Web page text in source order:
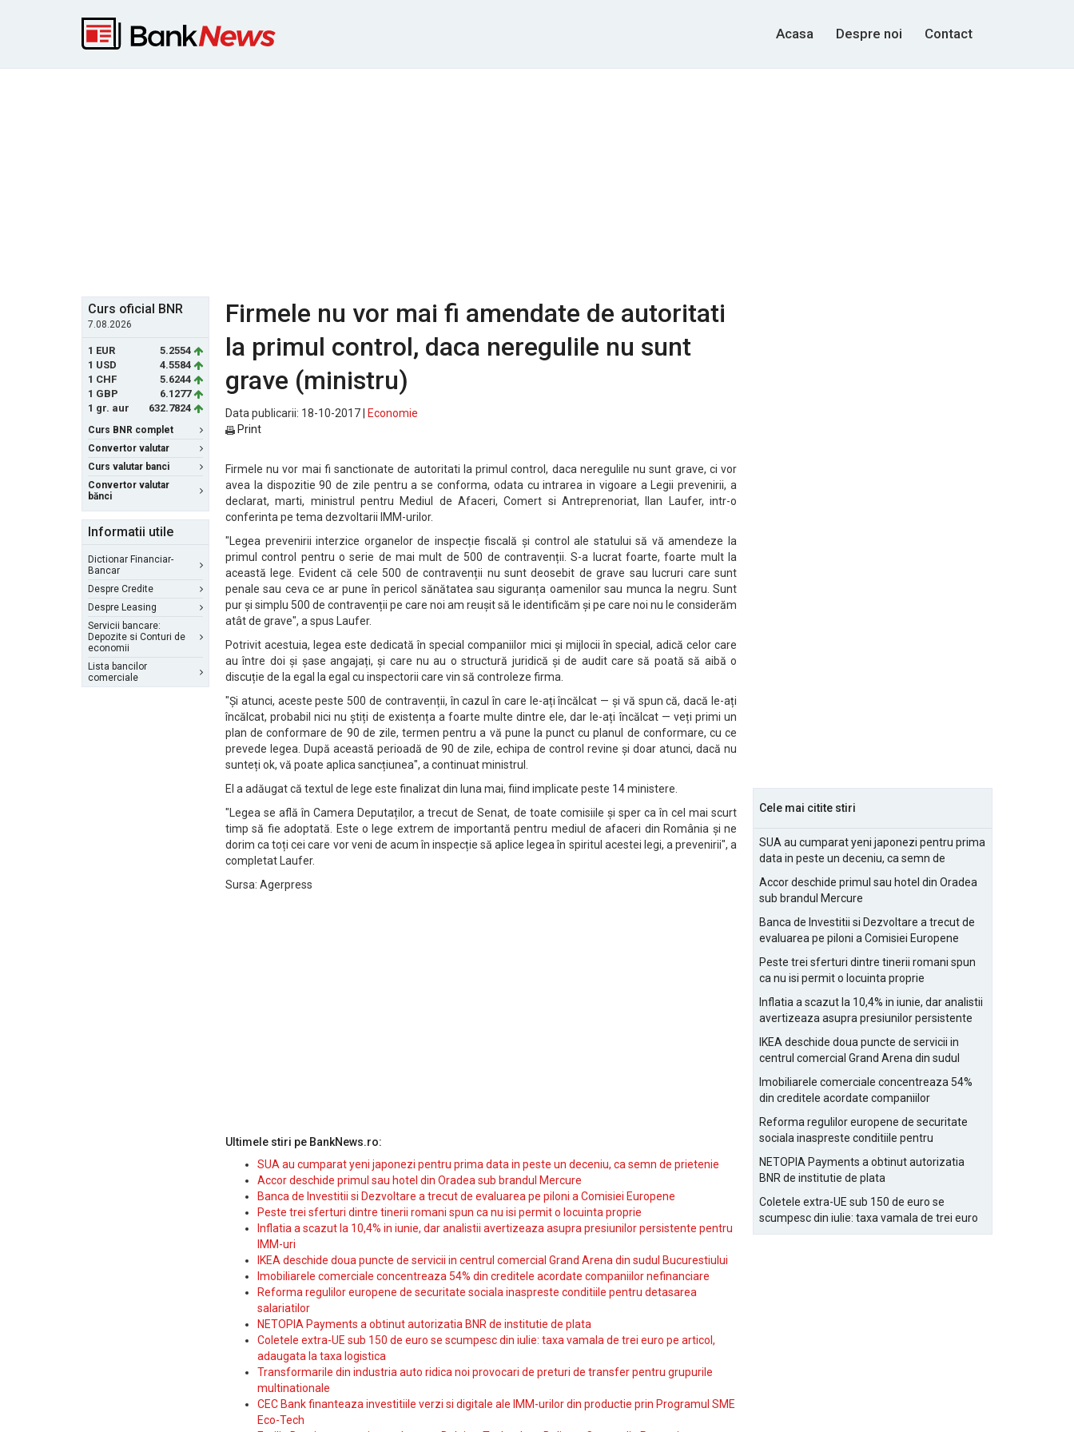
Acasa Despre noi Contact
Curs oficial BNR
7.08.2026
1 EUR
5.2554
1 USD
4.5584
1 CHF
5.6244
1 GBP
6.1277
1 gr. aur
632.7824
Curs BNR complet
Convertor valutar
Curs valutar banci
Convertor valutar
bănci
Informatii utile
Dictionar Financiar-
Bancar
Despre Credite
Despre Leasing
Servicii bancare:
Depozite si Conturi de
economii
Lista bancilor
comerciale
Firmele nu vor mai fi amendate de autoritati
la primul control, daca neregulile nu sunt
grave (ministru)
Data publicarii: 18-10-2017 |
Economie
Print
Firmele nu vor mai fi sanctionate de autoritati la primul control, daca neregulile nu sunt grave, ci vor
avea la dispozitie 90 de zile pentru a se conforma, odata cu intrarea in vigoare a Legii prevenirii, a
declarat, marti, ministrul pentru Mediul de Afaceri, Comert si Antreprenoriat, Ilan Laufer, intr-o
conferinta pe tema dezvoltarii IMM-urilor.
"Legea prevenirii interzice organelor de inspecție fiscală și control ale statului să vă amendeze la
primul control pentru o serie de mai mult de 500 de contravenții. S-a lucrat foarte, foarte mult la
această lege. Evident că cele 500 de contravenții nu sunt deosebit de grave sau lucruri care sunt
penale sau ceva ce ar pune în pericol sănătatea sau siguranța oamenilor sau munca la negru. Sunt
pur și simplu 500 de contravenții pe care noi am reușit să le identificăm și pe care noi nu le considerăm
atât de grave", a spus Laufer.
Potrivit acestuia, legea este dedicată în special companiilor mici și mijlocii în special, adică celor care
au între doi și șase angajați, și care nu au o structură juridică și de audit care să poată să aibă o
discuție de la egal la egal cu inspectorii care vin să controleze firma.
"Și atunci, aceste peste 500 de contravenții, în cazul în care le-ați încălcat — și vă spun că, dacă le-ați
încălcat, probabil nici nu știți de existența a foarte multe dintre ele, dar le-ați încălcat — veți primi un
plan de conformare de 90 de zile, termen pentru a vă pune la punct cu planul de conformare, cu ce
prevede legea. După această perioadă de 90 de zile, echipa de control revine și doar atunci, dacă nu
sunteți ok, vă poate aplica sancțiunea", a continuat ministrul.
El a adăugat că textul de lege este finalizat din luna mai, fiind implicate peste 14 ministere.
"Legea se află în Camera Deputaților, a trecut de Senat, de toate comisiile și sper ca în cel mai scurt
timp să fie adoptată. Este o lege extrem de importantă pentru mediul de afaceri din România și ne
dorim ca toți cei care vor veni de acum în inspecție să aplice legea în spiritul acestei legi, a prevenirii", a
completat Laufer.
Sursa: Agerpress
Ultimele stiri pe BankNews.ro:
SUA au cumparat yeni japonezi pentru prima data in peste un deceniu, ca semn de prietenie
Accor deschide primul sau hotel din Oradea sub brandul Mercure
Banca de Investitii si Dezvoltare a trecut de evaluarea pe piloni a Comisiei Europene
Peste trei sferturi dintre tinerii romani spun ca nu isi permit o locuinta proprie
Inflatia a scazut la 10,4% in iunie, dar analistii avertizeaza asupra presiunilor persistente pentru
IMM-uri
IKEA deschide doua puncte de servicii in centrul comercial Grand Arena din sudul Bucurestiului
Imobiliarele comerciale concentreaza 54% din creditele acordate companiilor nefinanciare
Reforma regulilor europene de securitate sociala inaspreste conditiile pentru detasarea
salariatilor
NETOPIA Payments a obtinut autorizatia BNR de institutie de plata
Coletele extra-UE sub 150 de euro se scumpesc din iulie: taxa vamala de trei euro pe articol,
adaugata la taxa logistica
Transformarile din industria auto ridica noi provocari de preturi de transfer pentru grupurile
multinationale
CEC Bank finanteaza investitiile verzi si digitale ale IMM-urilor din productie prin Programul SME
Eco-Tech
Cele mai citite stiri
SUA au cumparat yeni japonezi pentru prima
data in peste un deceniu, ca semn de
Accor deschide primul sau hotel din Oradea
sub brandul Mercure
Banca de Investitii si Dezvoltare a trecut de
evaluarea pe piloni a Comisiei Europene
Peste trei sferturi dintre tinerii romani spun
ca nu isi permit o locuinta proprie
Inflatia a scazut la 10,4% in iunie, dar analistii
avertizeaza asupra presiunilor persistente
IKEA deschide doua puncte de servicii in
centrul comercial Grand Arena din sudul
Imobiliarele comerciale concentreaza 54%
din creditele acordate companiilor
Reforma regulilor europene de securitate
sociala inaspreste conditiile pentru
NETOPIA Payments a obtinut autorizatia
BNR de institutie de plata
Coletele extra-UE sub 150 de euro se
scumpesc din iulie: taxa vamala de trei euro
pe articol, adaugata la taxa logistica